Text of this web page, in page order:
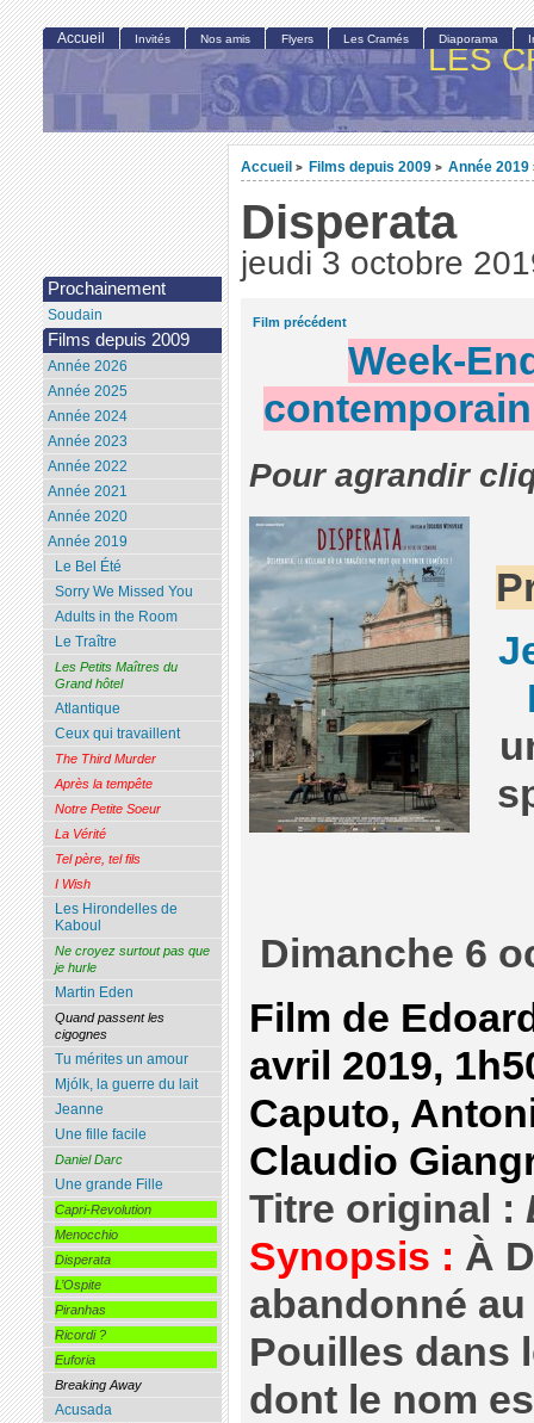
LES
Accueil > Films depuis 2009 > Année 2019
Disperata
jeudi 3 octobre
Film précédent
Week-
Pour agrandir
Dimanche 6
Film de
avril 2019,
Caputo,
Claudio
Titre original :
Synopsis : À
abandonné
Pouilles dans
dont le nom
Accueil Invités Nos amis Flyers Les Cramés Diaporama
Prochainement
Soudain
Films depuis 2009
Année 2026
Année 2025
Année 2024
Année 2023
Année 2022
Année 2021
Année 2020
Année 2019
Le Bel Été
Sorry We Missed You
Adults in the Room
Le Traître
Les Petits Maîtres du
Grand hôtel
Atlantique
Ceux qui travaillent
The Third Murder
Après la tempête
Notre Petite Soeur
La Vérité
Tel père, tel fils
I Wish
Les Hirondelles de
Kaboul
Ne croyez surtout pas que
je hurle
Martin Eden
Quand passent les
cigognes
Tu mérites un amour
Mjólk, la guerre du lait
Jeanne
Une fille facile
Daniel Darc
Une grande Fille
Capri-Revolution
Menocchio
Disperata
L’Ospite
Piranhas
Ricordi ?
Euforia
Breaking Away
Acusada